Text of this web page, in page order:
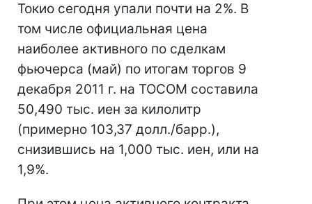
Токио сегодня упали почти на 2%. В
том числе официальная цена
наиболее активного по сделкам
фьючерса (май) по итогам торгов 9
декабря 2011 г. на TOCOM составила
50,490 тыс. иен за килолитр
(примерно 103,37 долл./барр.),
снизившись на 1,000 тыс. иен, или на
1,9%.